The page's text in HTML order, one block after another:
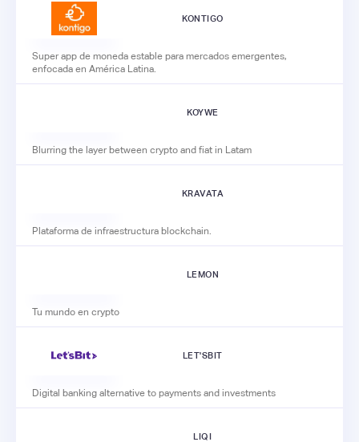
KONTIGO
Super app de moneda estable para mercados emergentes,
enfocada en América Latina.
KOYWE
Blurring the layer between crypto and fiat in Latam
KRAVATA
Plataforma de infraestructura blockchain.
LEMON
Tu mundo en crypto
LET'SBIT
Digital banking alternative to payments and investments
LIQI